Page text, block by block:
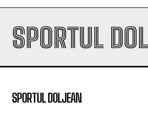
SPORTUL
SPORTUL DOLJEAN